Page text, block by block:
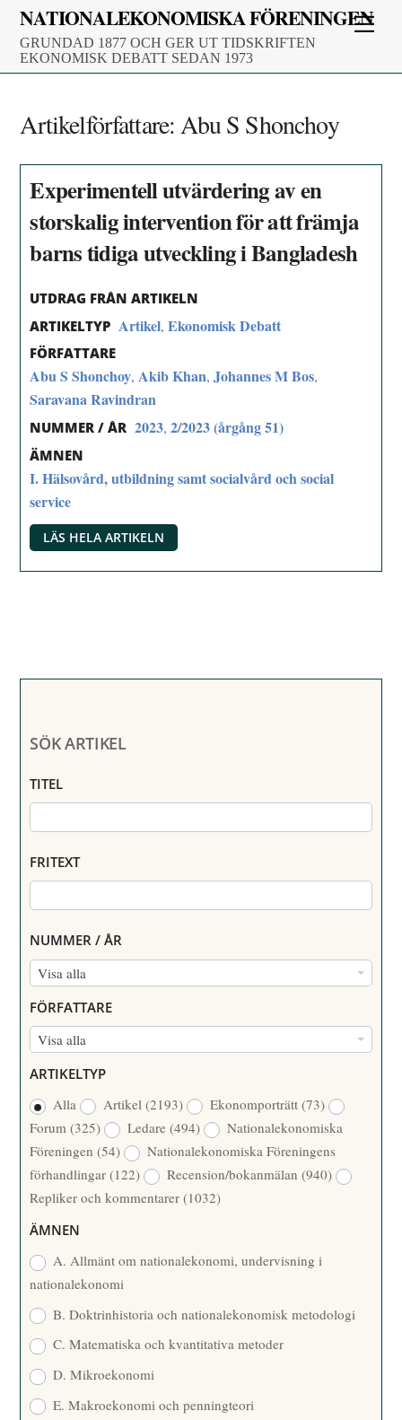
Skip
content
NATIONALEKONOMISKA FÖRENINGEN
GRUNDAD 1877 OCH GER UT TIDSKRIFTEN
EKONOMISK DEBATT SEDAN 1973
Artikelförfattare:Abu S Shonchoy
Experimentell utvärdering av en
storskalig intervention för att främja
barns tidiga utveckling i Bangladesh
UTDRAG FRÅN ARTIKELN
ARTIKELTYP Artikel,Ekonomisk Debatt
FÖRFATTARE
Abu S Shonchoy,Akib Khan,Johannes M Bos,
Saravana Ravindran
NUMMER / ÅR 2023,2/2023 (årgång 51)
ÄMNEN
I. Hälsovård, utbildning samt socialvård och social
service
LÄS HELA ARTIKELN
SÖK ARTIKEL
TITEL
FRITEXT
NUMMER / ÅR
Visa alla
N
M
M
/
Å
R
FÖRFATTARE
Visa alla
R
F
A
T
T
A
R
ARTIKELTYP
Alla
Artikel(2193) Ekonomporträtt(73)
Forum(325) Ledare(494)
Nationalekonomiska
Föreningen(54)
Nationalekonomiska Föreningens
förhandlingar(122) Recension/bokanmälan(940)
Repliker och kommentarer(1032)
ÄMNEN
A. Allmänt om nationalekonomi, undervisning i
nationalekonomi
B. Doktrinhistoria och nationalekonomisk metodologi
C. Matematiska och kvantitativa metoder
D. Mikroekonomi
E. Makroekonomi och penningteori